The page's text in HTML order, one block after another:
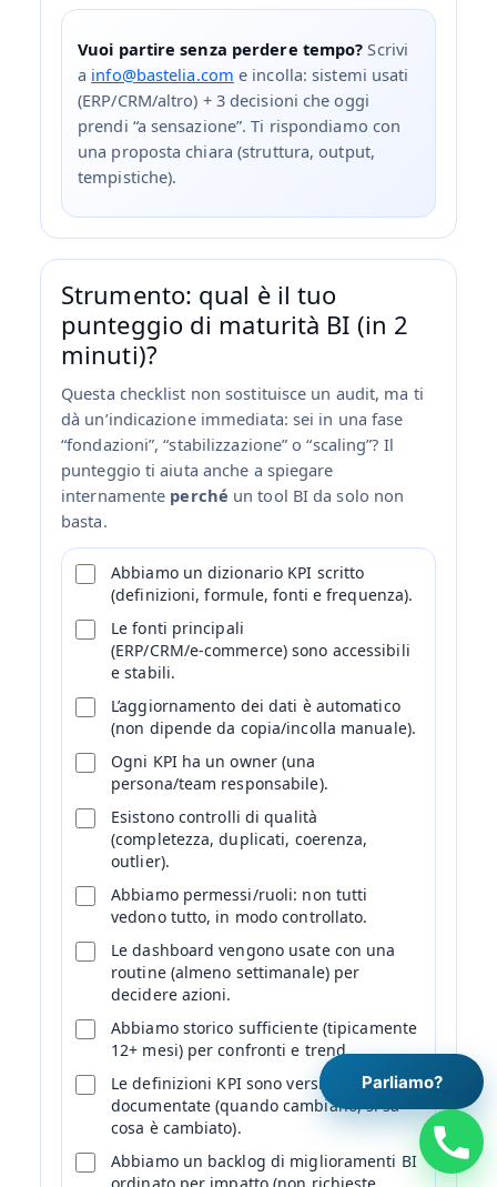
Vuoi partire senza perdere tempo? Scrivi
a info@bastelia.com e incolla: sistemi usati
(ERP/CRM/altro) + 3 decisioni che oggi
prendi “a sensazione”. Ti rispondiamo con
una proposta chiara (struttura, output,
tempistiche).
Strumento: qual è il tuo
punteggio di maturità BI (in 2
minuti)?
Questa checklist non sostituisce un audit, ma ti
dà un’indicazione immediata: sei in una fase
“fondazioni”, “stabilizzazione” o “scaling”? Il
punteggio ti aiuta anche a spiegare
internamente perché un tool BI da solo non
basta.
Abbiamo un dizionario KPI scritto
(definizioni, formule, fonti e frequenza).
Le fonti principali
(ERP/CRM/e‑commerce) sono accessibili
e stabili.
L’aggiornamento dei dati è automatico
(non dipende da copia/incolla manuale).
Ogni KPI ha un owner (una
persona/team responsabile).
Esistono controlli di qualità
(completezza, duplicati, coerenza,
outlier).
Abbiamo permessi/ruoli: non tutti
vedono tutto, in modo controllato.
Le dashboard vengono usate con una
routine (almeno settimanale) per
decidere azioni.
Abbiamo storico sufficiente (tipicamente
12+ mesi) per confronti e trend.
Le definizioni KPI sono versionate e
documentate (quando cambiano, si sa
cosa è cambiato).
Abbiamo un backlog di miglioramenti BI
Parliamo?